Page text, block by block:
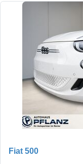
Fiat 500